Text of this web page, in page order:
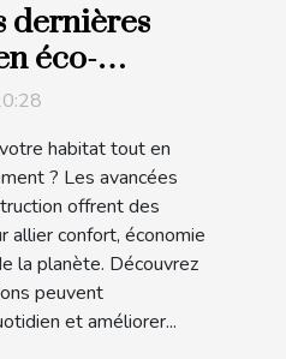
dernières
éco-
habitat ?
habitat tout en
? Les avancées
offrent des
allier confort, économie
la planète. Découvrez
peuvent
et améliorer...